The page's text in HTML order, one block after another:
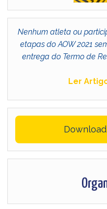
Nenhum atleta ou
etapas do AOW 2021
entrega do Termo de
Ler